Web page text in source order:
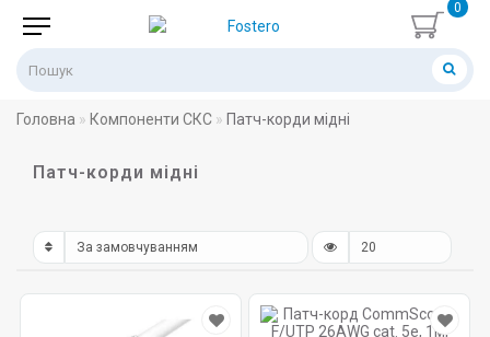
0
Головна Компоненти СКС Патч-корди мідні
Патч-корди мідні